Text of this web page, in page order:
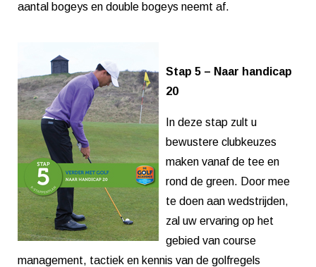
aantal bogeys en double bogeys neemt af.
Stap 5 – Naar handicap
20
In deze stap zult u
bewustere clubkeuzes
maken vanaf de tee en
rond de green. Door mee
te doen aan wedstrijden,
zal uw ervaring op het
gebied van course
management, tactiek en kennis van de golfregels